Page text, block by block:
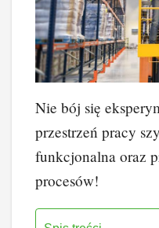
Nie bój się
przestrzeń pracy
funkcjonalna oraz
procesów!